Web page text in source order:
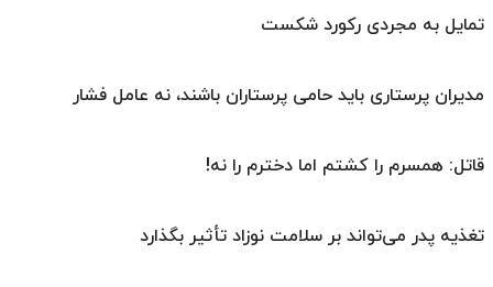
تمایل به مجردی رکورد شکست
مدیران پرستاری باید حامی پرستاران باشند، نه عامل فشار
قاتل: همسرم را کشتم اما دخترم را نه!
تغذیه پدر می‌تواند بر سلامت نوزاد تأثیر بگذارد